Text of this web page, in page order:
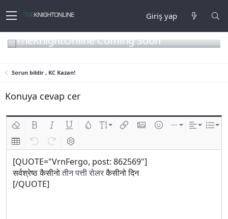
Giriş yap
TheKnightOnline Coming Soon
Sorun bildir , KC Kazan!
Konuya cevap cer
Biçimlendirmeyi kaldır
Kalın Yatık Altını çiz
[QUOTE="VrnFergo, post: 862569"]
सर्वश्रेष्ठ कैसीनोतीन पत्ती रोलरकैसीनो दिन
[/QUOTE]